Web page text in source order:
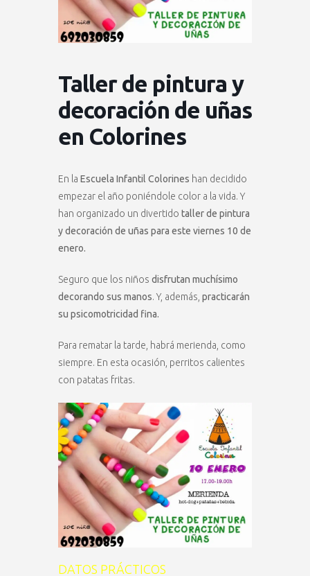
Taller de pintura y
decoración de uñas
en Colorines
En la Escuela Infantil Colorines han decidido
empezar el año poniéndole color a la vida. Y
han organizado un divertido taller de pintura
y decoración de uñas para este viernes 10 de
enero.
Seguro que los niños disfrutan muchísimo
decorando sus manos. Y, además, practicarán
su psicomotricidad fina.
Para rematar la tarde, habrá merienda, como
siempre. En esta ocasión, perritos calientes
con patatas fritas.
DATOS PRÁCTICOS